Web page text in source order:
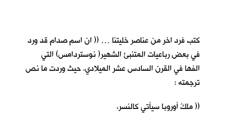
كتب فرد اخر من عناصر خليتنا … (( ان اسم صدام قد ورد
في بعض رباعيات المتنبئ الشهير( نوستردامس) التي
الفها في القرن السادس عشر الميلادي. حيث وردت ما نص
ترجمته :
(( ملكُ أوروبا سيأتي كالنسر،